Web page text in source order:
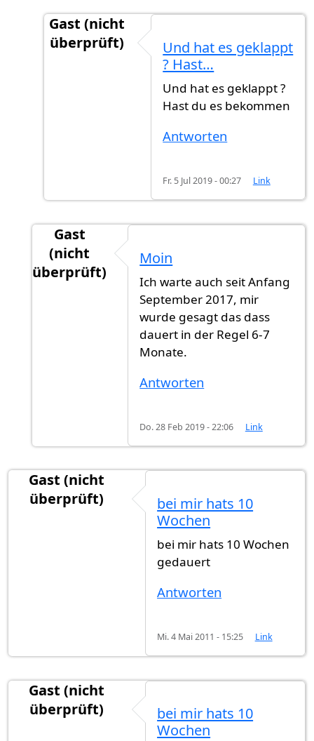
Gast (nicht
überprüft)
EinbürgerungvonMona
Und hat es geklappt
? Hast…
Und hat es geklappt ?
Hast du es bekommen
Antworten
Fr. 5 Jul 2019 - 00:27 Link
Gast
(nicht
überprüft)
Ich warte schonvonGast (nicht
Moin
Ich warte auch seit Anfang
September 2017, mir
wurde gesagt das dass
dauert in der Regel 6-7
Monate.
Antworten
Do. 28 Feb 2019 - 22:06 Link
Gast (nicht
überprüft)
bei mir hats 10
Wochen
bei mir hats 10 Wochen
gedauert
Antworten
Mi. 4 Mai 2011 - 15:25 Link
Gast (nicht
überprüft)
bei mir hats 10
Wochen